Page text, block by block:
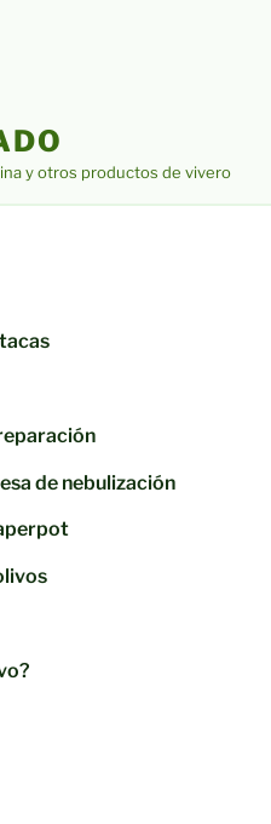
y otros productos de vivero
de nebulización